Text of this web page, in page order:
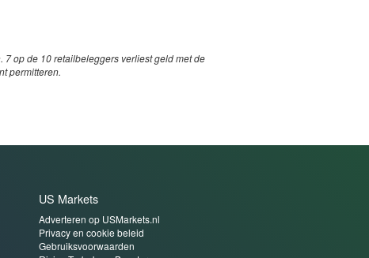
7 op de 10 retailbeleggers verliest geld met de
permitteren.
US Markets
Adverteren op USMarkets.nl
Privacy en cookie beleid
Gebruiksvoorwaarden